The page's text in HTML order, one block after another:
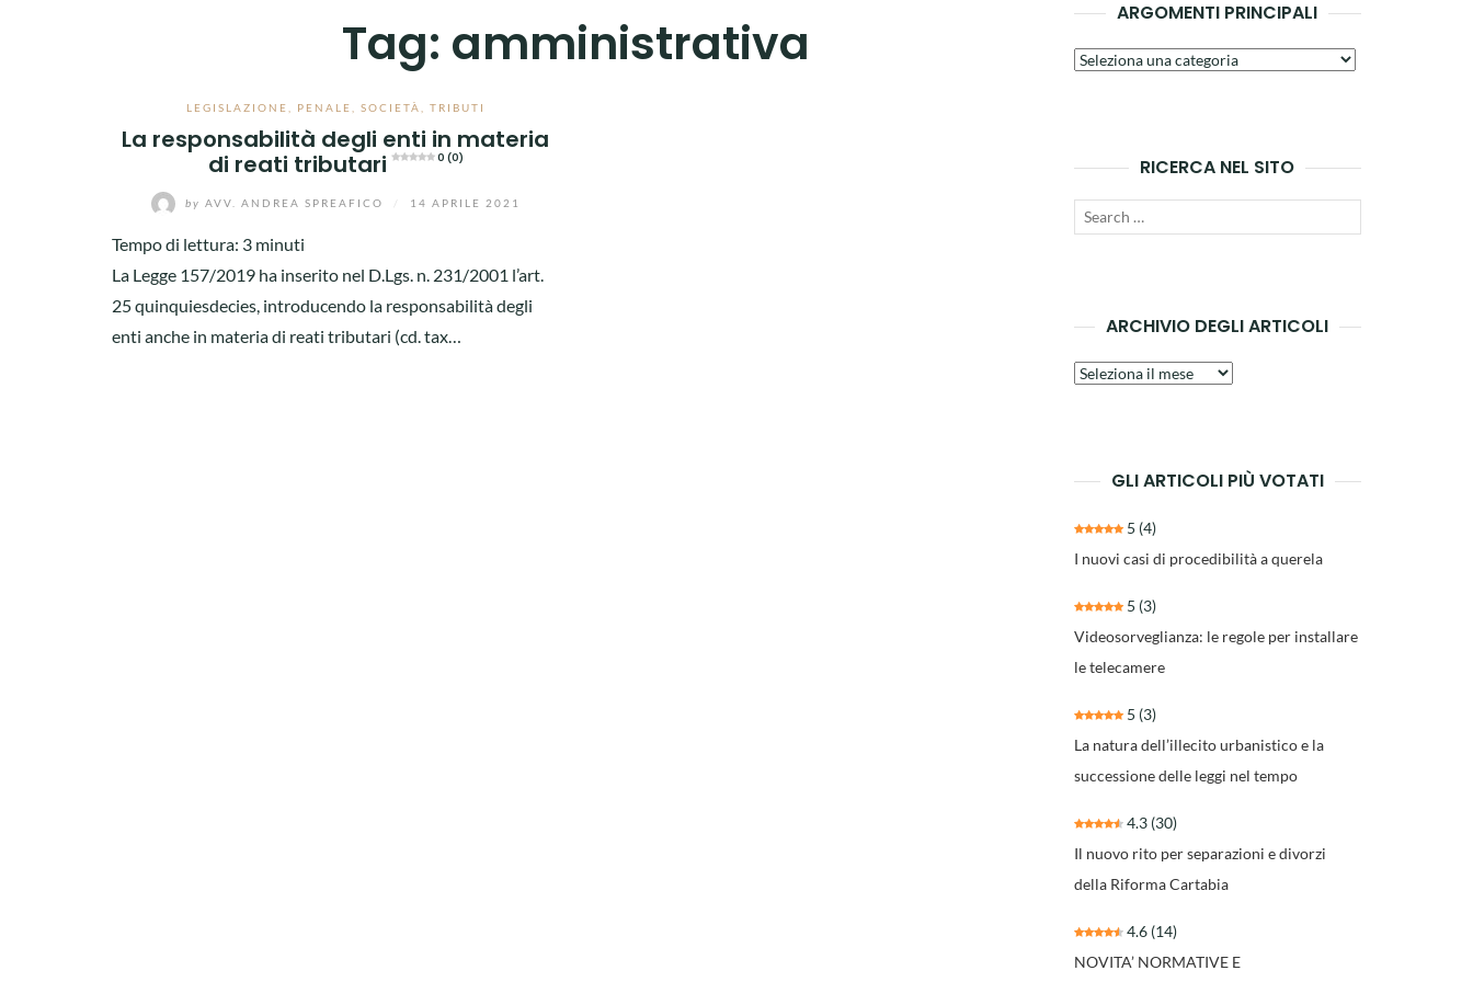
Tag: amministrativa
LEGISLAZIONE PENALE SOCIETÀ TRIBUTI
La responsabilità degli enti in materia
di reati tributari
0 (0)
by AVV. ANDREA SPREAFICO 14 APRILE 2021
Tempo di lettura: 3 minuti
La Legge 157/2019 ha inserito nel D.Lgs. n. 231/2001 l’art.
25 quinquiesdecies, introducendo la responsabilità degli
enti anche in materia di reati tributari (cd. tax…
ARGOMENTI PRINCIPALI
Argomenti
RICERCA NEL SITO
Search
ARCHIVIO DEGLI ARTICOLI
Archivio
GLI ARTICOLI PIÙ VOTATI
5 (4)
I nuovi casi di procedibilità a querela
5 (3)
Videosorveglianza: le regole per installare
le telecamere
5 (3)
La natura dell’illecito urbanistico e la
successione delle leggi nel tempo
4.3 (30)
Il nuovo rito per separazioni e divorzi
della Riforma Cartabia
4.6 (14)
NOVITA’ NORMATIVE E